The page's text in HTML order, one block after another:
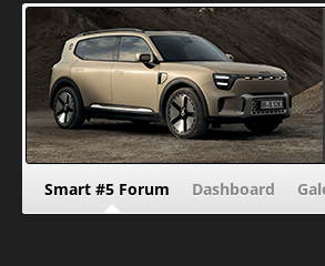
Smart #5 Forum Dashboard